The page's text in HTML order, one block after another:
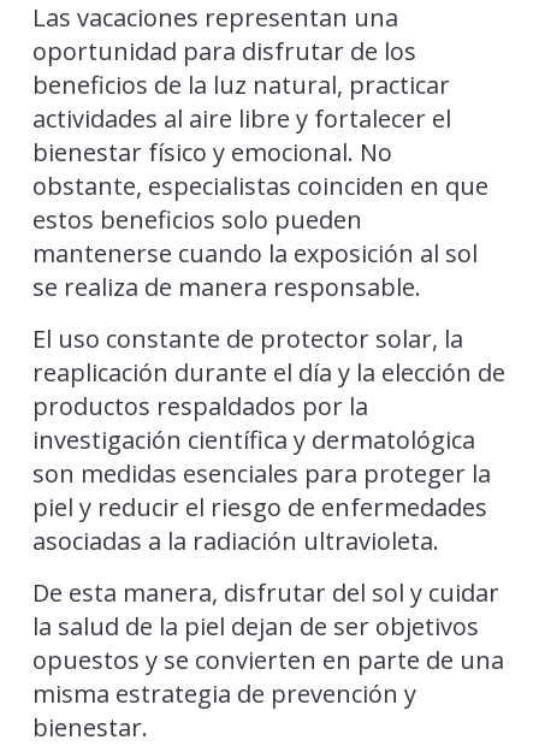
Las vacaciones representan una
oportunidad para disfrutar de los
beneficios de la luz natural, practicar
actividades al aire libre y fortalecer el
bienestar físico y emocional. No
obstante, especialistas coinciden en que
estos beneficios solo pueden
mantenerse cuando la exposición al sol
se realiza de manera responsable.
El uso constante de protector solar, la
reaplicación durante el día y la elección de
productos respaldados por la
investigación científica y dermatológica
son medidas esenciales para proteger la
piel y reducir el riesgo de enfermedades
asociadas a la radiación ultravioleta.
De esta manera, disfrutar del sol y cuidar
la salud de la piel dejan de ser objetivos
opuestos y se convierten en parte de una
misma estrategia de prevención y
bienestar.